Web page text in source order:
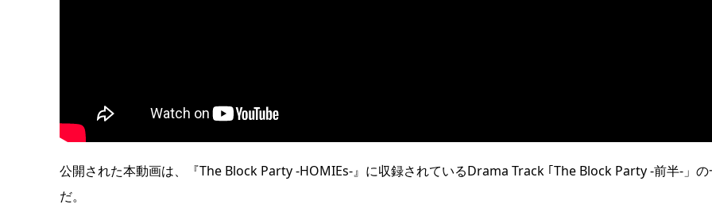
公開された本動画は、『The Block Party -HOMIEs-』に収録されているDrama Track ｢The Block Party -前半-」の
だ。